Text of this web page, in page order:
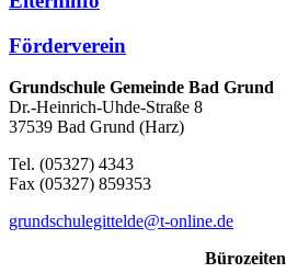
Förderverein
Grundschule Gemeinde Bad Grund
Dr.-Heinrich-Uhde-Straße 8
37539 Bad Grund (Harz)
Tel. (05327) 4343
Fax (05327) 859353
grundschulegittelde@t-online.de
Bürozeiten